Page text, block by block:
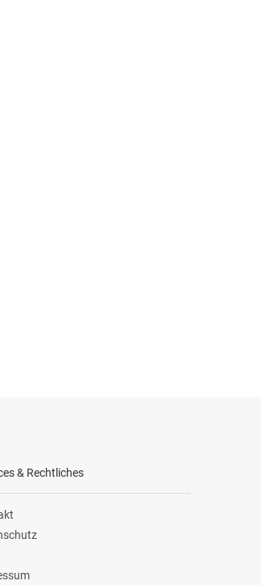
& Rechtliches